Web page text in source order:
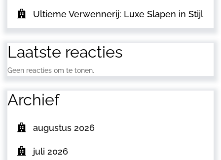
Ultieme Verwennerij: Luxe Slapen in Stijl
Laatste reacties
Geen reacties om te tonen.
Archief
augustus 2026
juli 2026